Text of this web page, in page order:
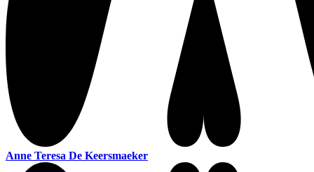
Anne Teresa De Keersmaeker